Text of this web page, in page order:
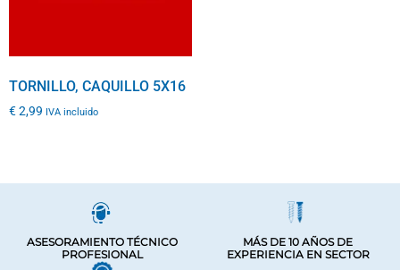
TORNILLO, CAQUILLO 5X16
€2,99 IVA incluido
ASESORAMIENTO TÉCNICO
PROFESIONAL
MÁS DE 10 AÑOS DE
EXPERIENCIA EN SECTOR